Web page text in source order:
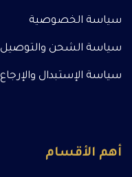
سياسة الخصوصية
سياسة الشحن والتوصيل
سياسة الإستبدال والإرجاع
أهم الأقسام